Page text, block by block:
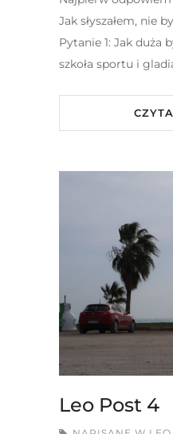
Jak słyszałem, nie
Pytanie 1: Jak duża
szkoła sportu i
Leo Post 4